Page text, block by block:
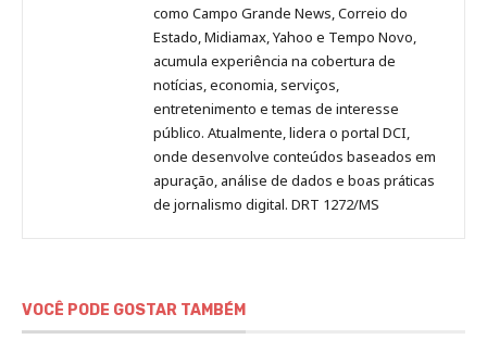
como Campo Grande News, Correio do
Estado, Midiamax, Yahoo e Tempo Novo,
acumula experiência na cobertura de
notícias, economia, serviços,
entretenimento e temas de interesse
público. Atualmente, lidera o portal DCI,
onde desenvolve conteúdos baseados em
apuração, análise de dados e boas práticas
de jornalismo digital. DRT 1272/MS
VOCÊ PODE GOSTAR TAMBÉM